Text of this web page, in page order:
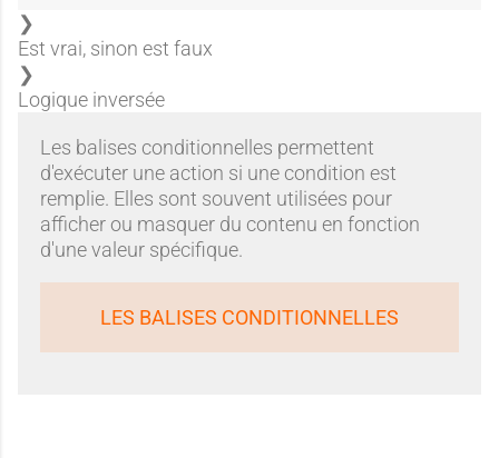
Est vrai, sinon est faux
Logique inversée
Les balises conditionnelles permettent
d'exécuter une action si une condition est
remplie. Elles sont souvent utilisées pour
afficher ou masquer du contenu en fonction
d'une valeur spécifique.
LES BALISES CONDITIONNELLES